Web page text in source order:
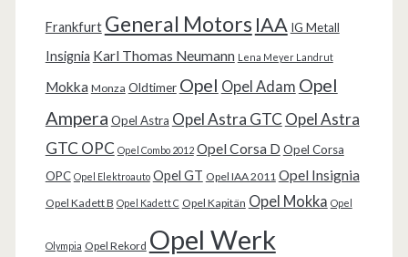
Frankfurt General Motors IAA IG Metall
Insignia Karl Thomas Neumann Lena Meyer Landrut
Mokka Monza Oldtimer Opel Opel Adam Opel
Ampera Opel Astra Opel Astra GTC Opel Astra
GTC OPC Opel Combo 2012 Opel Corsa D Opel Corsa
OPC Opel Elektroauto Opel GT Opel IAA 2011 Opel Insignia
Opel Kadett B Opel Kadett C Opel Kapitän Opel Mokka Opel
Olympia Opel Rekord Opel Werk